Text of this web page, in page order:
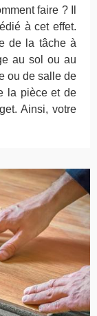
faire ? Il
à cet effet.
de la tâche à
au sol ou au
ou de salle de
la pièce et de
Ainsi, votre